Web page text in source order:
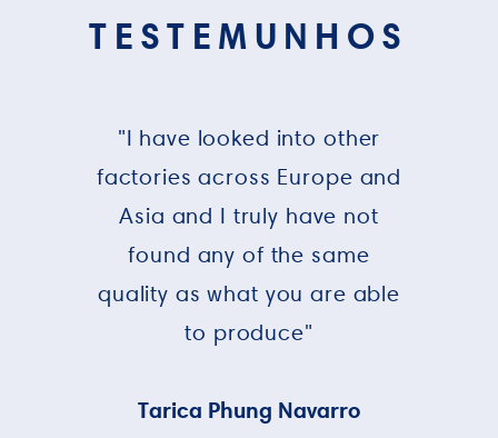
TESTEMUNHOS
"I have looked into other
factories across Europe and
Asia and I truly have not
found any of the same
quality as what you are able
to produce"
Tarica Phung Navarro